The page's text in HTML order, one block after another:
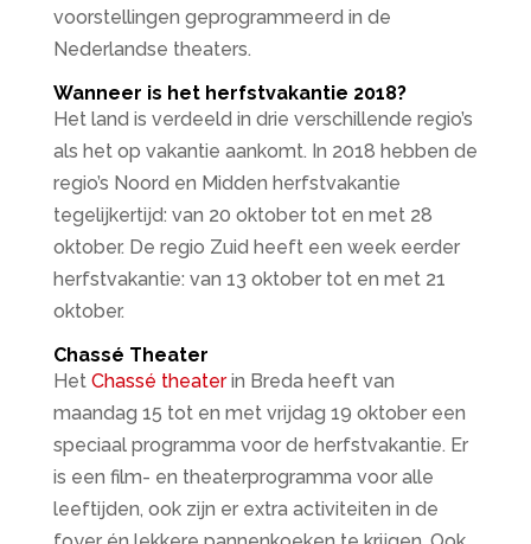
voorstellingen geprogrammeerd in de
Nederlandse theaters.
Wanneer is het herfstvakantie 2018?
Het land is verdeeld in drie verschillende regio’s
als het op vakantie aankomt. In 2018 hebben de
regio’s Noord en Midden herfstvakantie
tegelijkertijd: van 20 oktober tot en met 28
oktober. De regio Zuid heeft een week eerder
herfstvakantie: van 13 oktober tot en met 21
oktober.
Chassé Theater
Het Chassé theaterin Breda heeft van
maandag 15 tot en met vrijdag 19 oktober een
speciaal programma voor de herfstvakantie. Er
is een film- en theaterprogramma voor alle
leeftijden, ook zijn er extra activiteiten in de